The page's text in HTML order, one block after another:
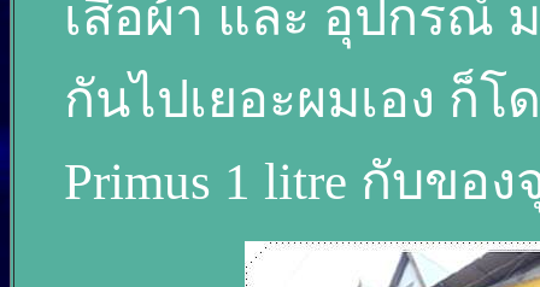
เสื้อผ้า และ อุปกรณ์
กันไปเยอะผมเอง ก็โ
Primus 1 litre กับขอ